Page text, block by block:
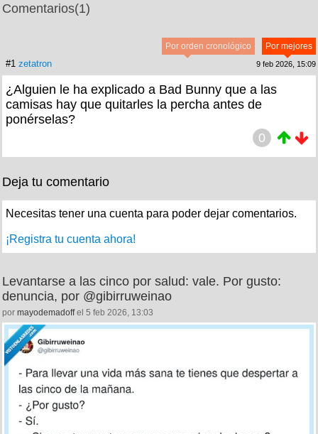
Comentarios(1)
Por mejores
Por orden cronológico
#1 zetatron 9 feb 2026, 15:09
¿Alguien le ha explicado a Bad Bunny que a las
camisas hay que quitarles la percha antes de
ponérselas?
0
Deja tu comentario
Necesitas tener una cuenta para poder dejar comentarios.
¡Registra tu cuenta ahora!
Levantarse a las cinco por salud: vale. Por gusto:
denuncia, por @gibirruweinao
por mayodemadoffel 5 feb 2026, 13:03